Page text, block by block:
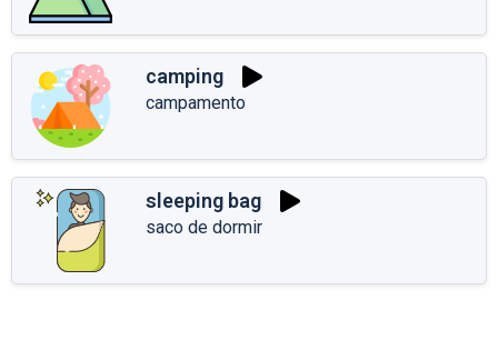
camping
campamento
sleeping bag
saco de dormir